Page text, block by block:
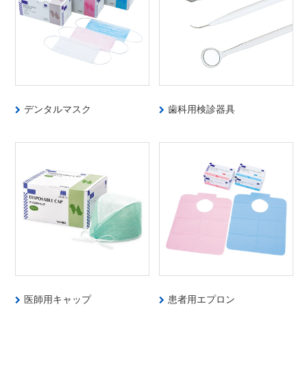
デンタルマスク 歯科用検診器具
医師用キャップ 患者用エプロン